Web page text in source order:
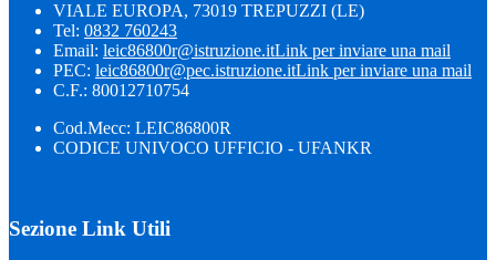
VIALE EUROPA, 73019 TREPUZZI (LE)
Tel: 0832 760243
Email: leic86800r@istruzione.itLink per inviare una mail
PEC: leic86800r@pec.istruzione.itLink per inviare una mail
C.F.: 80012710754
Cod.Mecc: LEIC86800R
CODICE UNIVOCO UFFICIO - UFANKR
Sezione Link Utili